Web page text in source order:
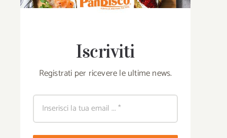
Iscriviti
Registrati per ricevere le ultime news.